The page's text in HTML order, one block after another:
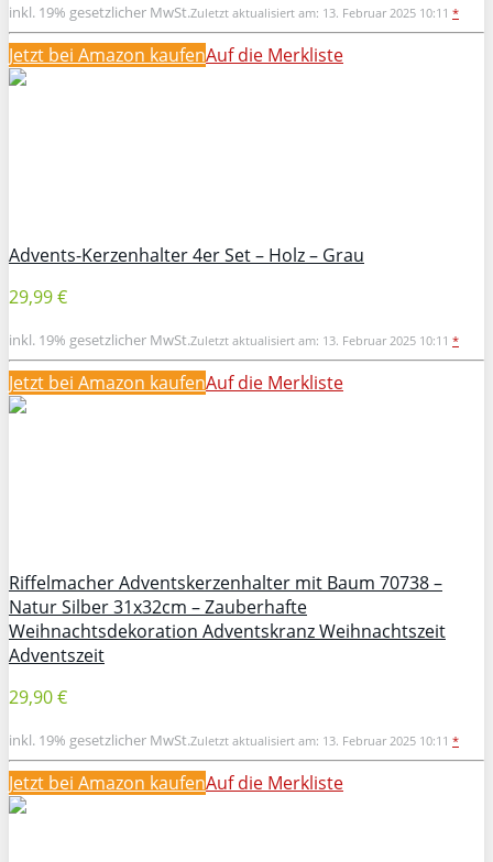
inkl. 19% gesetzlicher MwSt.Zuletzt aktualisiert am: 13. Februar 2025 10:11 *
Jetzt bei Amazon kaufenAuf die Merkliste
Advents-Kerzenhalter 4er Set – Holz – Grau
29,99 €
inkl. 19% gesetzlicher MwSt.Zuletzt aktualisiert am: 13. Februar 2025 10:11 *
Jetzt bei Amazon kaufenAuf die Merkliste
Riffelmacher Adventskerzenhalter mit Baum 70738 –
Natur Silber 31x32cm – Zauberhafte
Weihnachtsdekoration Adventskranz Weihnachtszeit
Adventszeit
29,90 €
inkl. 19% gesetzlicher MwSt.Zuletzt aktualisiert am: 13. Februar 2025 10:11 *
Jetzt bei Amazon kaufenAuf die Merkliste